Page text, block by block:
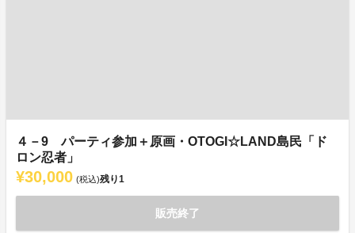
４－9 パーティ参加＋原画・OTOGI☆LAND島民「ド
ロン忍者」
¥30,000 (税込)残り1
販売終了